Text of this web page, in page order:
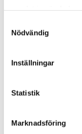
Nödvändig
Inställningar
Statistik
Marknadsföring